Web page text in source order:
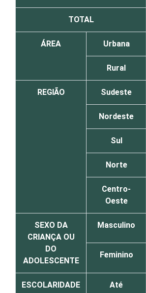
TOTAL
ÁREA Urbana
Rural
REGIÃO Sudeste
Nordeste
Sul
Norte
Centro-
Oeste
SEXO DA
CRIANÇA OU
DO
ADOLESCENTE
Masculino
Feminino
ESCOLARIDADE
Até